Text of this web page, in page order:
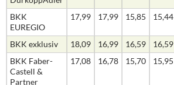
BKK
EUREGIO
17,99 17,99 15,85 15,44
BKK exklusiv 18,09 16,99 16,59 16,59
BKK Faber-
Castell &
Partner
17,08 16,78 15,70 15,95